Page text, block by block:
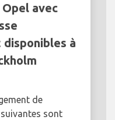
avec
à
de
sont